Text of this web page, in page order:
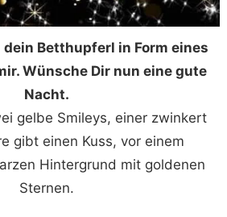
Betthupferl in Form eines
Wünsche Dir nun eine gute
Nacht.
gelbe Smileys, einer zwinkert
gibt einen Kuss, vor einem
Hintergrund mit goldenen
Sternen.